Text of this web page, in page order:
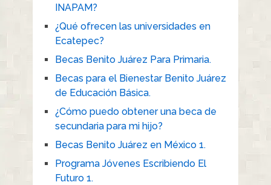
INAPAM?
¿Qué ofrecen las universidades en
Ecatepec?
Becas Benito Juárez Para Primaria.
Becas para el Bienestar Benito Juárez
de Educación Básica.
¿Cómo puedo obtener una beca de
secundaria para mi hijo?
Becas Benito Juárez en México 1.
Programa Jóvenes Escribiendo El
Futuro 1.